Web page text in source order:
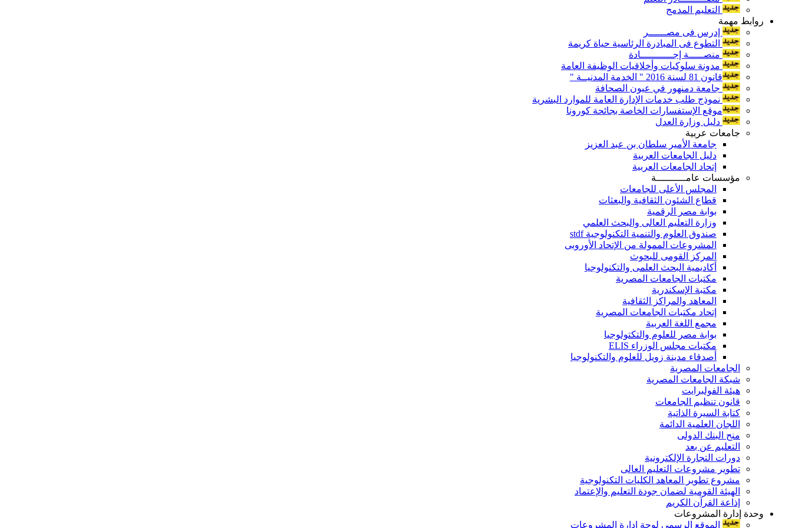
التعليم المدمج
روابط مهمة
إدرس فى مصــــــر
التطوع فى المبادرة الرئاسية حياة كريمة
منصـــــة إجـــــــــــادة
مدونة سلوكيات وأخلاقيات الوظيفة العامة
قانون 81 لسنة 2016 " الخدمة المدنيــة "
جامعة دمنهور في عيون الصحافة
نموذج طلب خدمات الإدارة العامة للموارد البشرية
موقع الإستفسارات الخاصة بجائحة كورونا
دليل وزارة العدل
جامعات عربية
جامعة الأمير سلطان بن عبد العزيز
دليل الجامعات العربية
إتحاد الجامعات العربية
مؤسسات عامــــــــــة
المجلس الأعلى للجامعات
قطاع الشئون الثقافية والبعثات
بوابة مصر الرقمية
وزارة التعليم العالى والبحث العلمي
صندوق العلوم والتنمية التكنولوجية stdf
المشروعات الممولة من الإتحاد الأوروبى
المركز القومى للبحوث
أكاديمية البحث العلمى والتكنولوجيا
مكتبات الجامعات المصرية
مكتبة الإسكندرية
المعاهد والمراكز الثقافية
إتحاد مكتبات الجامعات المصرية
مجمع اللغة العربية
بوابة مصر للعلوم والتكتولوجيا
مكتبات مجلس الوزراء ELIS
أصدقاء مدينة زويل للعلوم والتكنولوجيا
الجامعات المصرية
شبكة الجامعات المصرية
هيئة الفولبرايت
قانون تنظيم الجامعات
كتابة السيرة الذاتية
اللجان العلمية الدائمة
منح البنك الدولى
التعليم عن بعد
دورات التجارة الإلكترونية
تطوير مشروعات التعليم العالى
مشروع تطوير المعاهد الكليات التكنولوجية
الهيئة القومية لضمان جودة التعليم والإعتماد
إذاعة القرآن الكريم
وحدة إدارة المشروعات
الموقع الرسمى لوحة إدارة المشروعات